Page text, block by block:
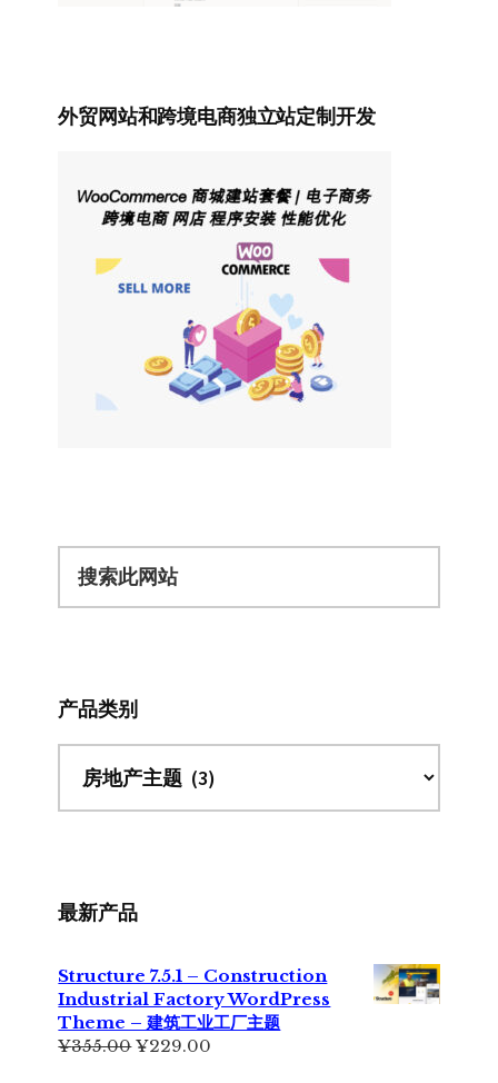
外贸网站和跨境电商独立站定制开发
产品类别
最新产品
Structure 7.5.1 – Construction
Industrial Factory WordPress
Theme – 建筑工业工厂主题
¥355.00原
¥229.00